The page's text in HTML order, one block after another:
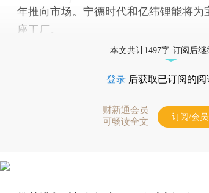
年推向市场。宁德时代和亿纬锂能将为
座工厂。
本文共计1497字 订阅后继
登录 后获取已订阅的阅
财新通会员
可畅读全文
订阅/会